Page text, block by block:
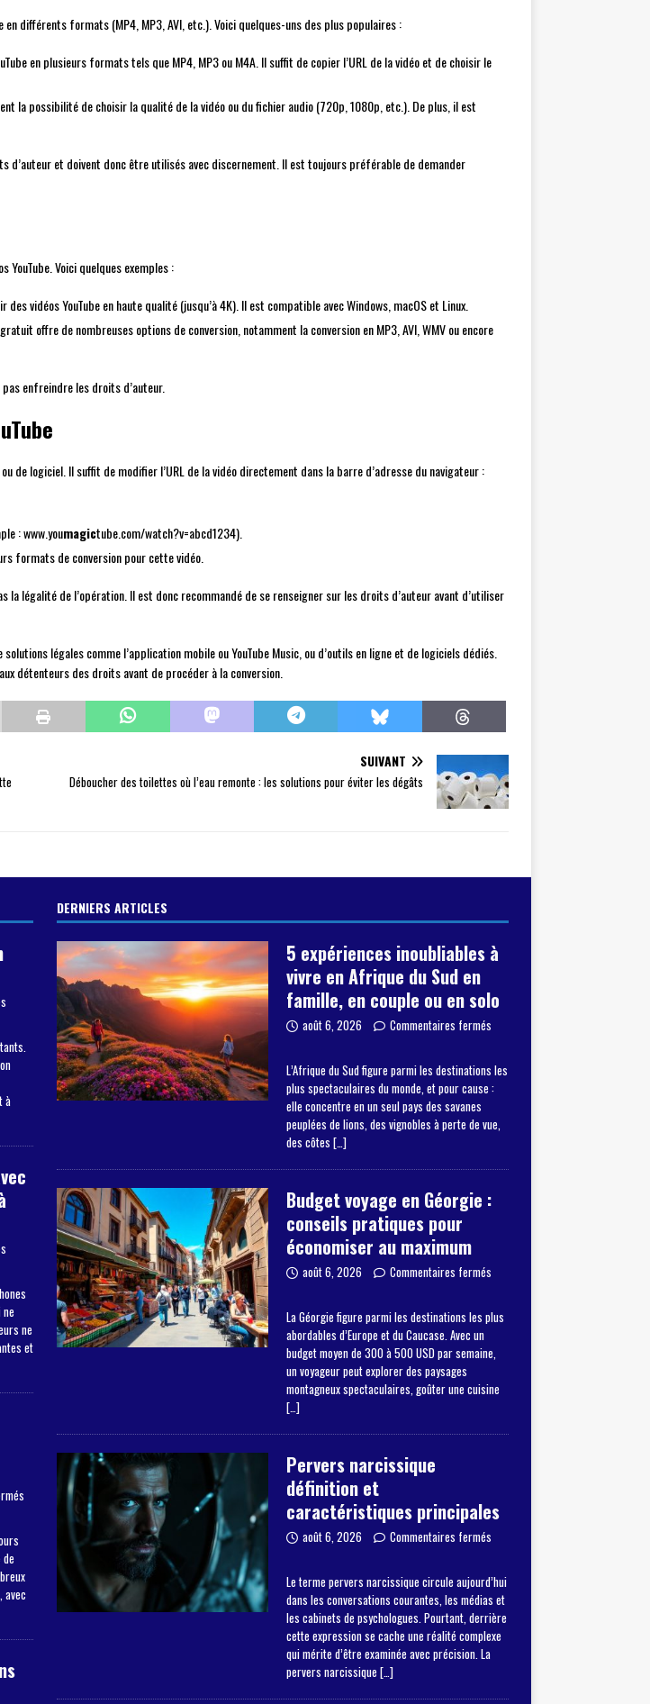
différents formats (MP4, MP3, AVI, etc.). Voici quelques-uns des plus populaires :
en plusieurs formats tels que MP4, MP3 ou M4A. Il suffit de copier l’URL de la vidéo et de choisir le
la possibilité de choisir la qualité de la vidéo ou du fichier audio (720p, 1080p, etc.). De plus, il est
et doivent donc être utilisés avec discernement. Il est toujours préférable de demander
Voici quelques exemples :
vidéos YouTube en haute qualité (jusqu’à 4K). Il est compatible avec Windows, macOS et Linux.
offre de nombreuses options de conversion, notamment la conversion en MP3, AVI, WMV ou encore
enfreindre les droits d’auteur.
de logiciel. Il suffit de modifier l’URL de la vidéo directement dans la barre d’adresse du navigateur :
: www.youmagictube.com/watch?v=abcd1234).
formats de conversion pour cette vidéo.
légalité de l’opération. Il est donc recommandé de se renseigner sur les droits d’auteur avant d’utiliser
légales comme l’application mobile ou YouTube Music, ou d’outils en ligne et de logiciels dédiés.
détenteurs des droits avant de procéder à la conversion.
SUIVANT
Déboucher des toilettes où l’eau remonte : les solutions pour éviter les dégâts
à
ne
et
avec
DERNIERS ARTICLES
5 expériences inoubliables à
vivre en Afrique du Sud en
famille, en couple ou en solo
août 6, 2026 Commentaires fermés
L’Afrique du Sud figure parmi les destinations les
plus spectaculaires du monde, et pour cause :
elle concentre en un seul pays des savanes
peuplées de lions, des vignobles à perte de vue,
des côtes […]
Budget voyage en Géorgie :
conseils pratiques pour
économiser au maximum
août 6, 2026 Commentaires fermés
La Géorgie figure parmi les destinations les plus
abordables d’Europe et du Caucase. Avec un
budget moyen de 300 à 500 USD par semaine,
un voyageur peut explorer des paysages
montagneux spectaculaires, goûter une cuisine
[…]
Pervers narcissique
définition et
caractéristiques principales
août 6, 2026 Commentaires fermés
Le terme pervers narcissique circule aujourd’hui
dans les conversations courantes, les médias et
les cabinets de psychologues. Pourtant, derrière
cette expression se cache une réalité complexe
qui mérite d’être examinée avec précision. La
pervers narcissique […]